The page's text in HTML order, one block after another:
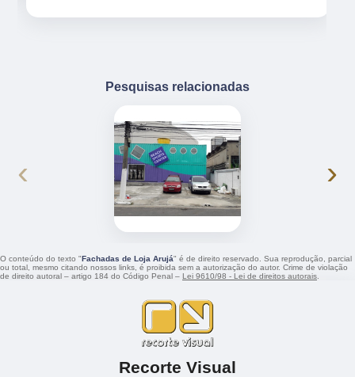
Pesquisas relacionadas
‹ ›
O conteúdo do texto "Fachadas de Loja Arujá" é de direito reservado. Sua reprodução, parcial
ou total, mesmo citando nossos links, é proibida sem a autorização do autor. Crime de violação
de direito autoral – artigo 184 do Código Penal – Lei 9610/98 - Lei de direitos autorais
Recorte Visual